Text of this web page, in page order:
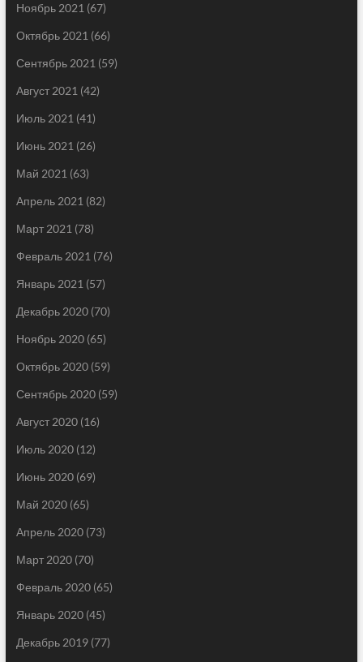
Ноябрь 2021 (67)
Октябрь 2021 (66)
Сентябрь 2021 (59)
Август 2021 (42)
Июль 2021 (41)
Июнь 2021 (26)
Май 2021 (63)
Апрель 2021 (82)
Март 2021 (78)
Февраль 2021 (76)
Январь 2021 (57)
Декабрь 2020(70)
Ноябрь 2020(65)
Октябрь 2020(59)
Сентябрь 2020(59)
Август 2020(16)
Июль 2020(12)
Июнь 2020(69)
Май 2020(65)
Апрель 2020(73)
Март 2020(70)
Февраль 2020(65)
Январь 2020(45)
Декабрь 2019(77)